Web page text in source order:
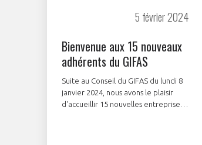
5 février 2024
Bienvenue aux 15 nouveaux
adhérents du GIFAS
Suite au Conseil du GIFAS du lundi 8
janvier 2024, nous avons le plaisir
d'accueillir 15 nouvelles entreprises